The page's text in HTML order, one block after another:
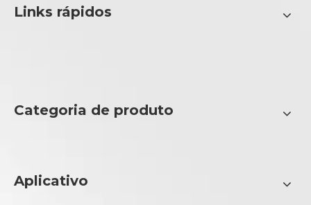
Links rápidos
Categoria de produto
Aplicativo